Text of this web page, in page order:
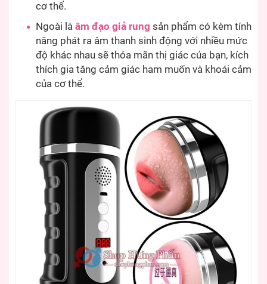
cơ thể.
Ngoài là âm đạo giả rung sản phẩm có kèm tính
năng phát ra âm thanh sinh động với nhiều mức
độ khác nhau sẽ thỏa mãn thị giác của bạn, kích
thích gia tăng cảm giác ham muốn và khoái cảm
của cơ thể.